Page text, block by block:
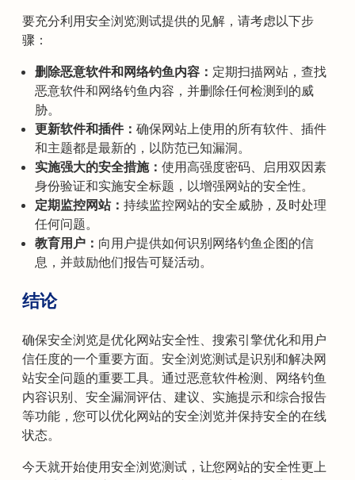
要充分利用安全浏览测试提供的见解，请考虑以下步
骤：
删除恶意软件和网络钓鱼内容： 定期扫描网站，查找
恶意软件和网络钓鱼内容，并删除任何检测到的威
胁。
更新软件和插件： 确保网站上使用的所有软件、插件
和主题都是最新的，以防范已知漏洞。
实施强大的安全措施： 使用高强度密码、启用双因素
身份验证和实施安全标题，以增强网站的安全性。
定期监控网站： 持续监控网站的安全威胁，及时处理
任何问题。
教育用户： 向用户提供如何识别网络钓鱼企图的信
息，并鼓励他们报告可疑活动。
结论
确保安全浏览是优化网站安全性、搜索引擎优化和用户
信任度的一个重要方面。安全浏览测试是识别和解决网
站安全问题的重要工具。通过恶意软件检测、网络钓鱼
内容识别、安全漏洞评估、建议、实施提示和综合报告
等功能，您可以优化网站的安全浏览并保持安全的在线
状态。
今天就开始使用安全浏览测试，让您网站的安全性更上